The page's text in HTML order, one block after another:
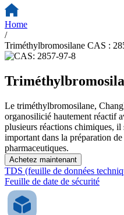
Home
/
Triméthylbromosilane CAS :
Le triméthylbromosilane,
organosilicié hautement réactif
plusieurs réactions chimiques,
important dans la préparation
pharmaceutiques.
Achetez maintenant
TDS (feuille de données
Feuille de date de sécurité